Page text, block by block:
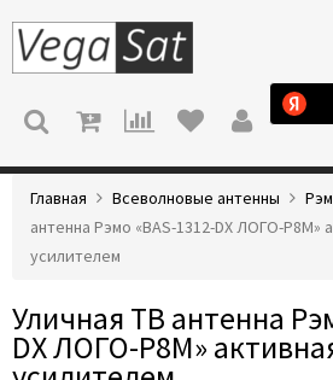
МЕНЮ
Главная Всеволновые антенны
антенна Рэмо «BAS-1312-DX ЛОГО-
усилителем
Уличная ТВ антенна
DX ЛОГО-Р8М»